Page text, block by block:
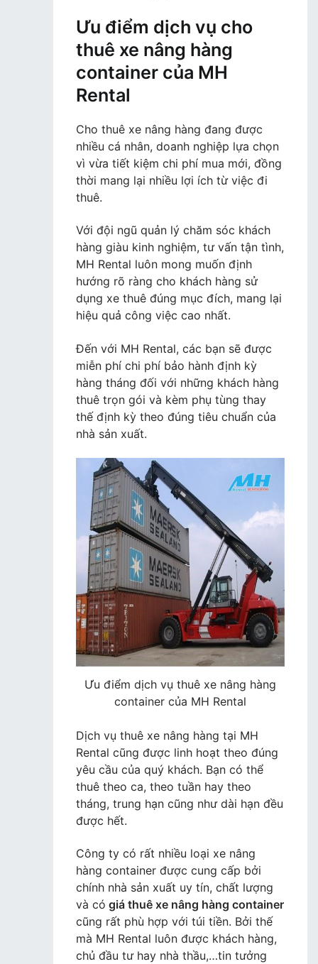
Ưu điểm dịch vụ cho
thuê xe nâng hàng
container của MH
Rental
Cho thuê xe nâng hàng đang được
nhiều cá nhân, doanh nghiệp lựa chọn
vì vừa tiết kiệm chi phí mua mới, đồng
thời mang lại nhiều lợi ích từ việc đi
thuê.
Với đội ngũ quản lý chăm sóc khách
hàng giàu kinh nghiệm, tư vấn tận tình,
MH Rental luôn mong muốn định
hướng rõ ràng cho khách hàng sử
dụng xe thuê đúng mục đích, mang lại
hiệu quả công việc cao nhất.
Đến với MH Rental, các bạn sẽ được
miễn phí chi phí bảo hành định kỳ
hàng tháng đối với những khách hàng
thuê trọn gói và kèm phụ tùng thay
thế định kỳ theo đúng tiêu chuẩn của
nhà sản xuất.
Ưu điểm dịch vụ thuê xe nâng hàng
container của MH Rental
Dịch vụ thuê xe nâng hàng tại MH
Rental cũng được linh hoạt theo đúng
yêu cầu của quý khách. Bạn có thể
thuê theo ca, theo tuần hay theo
tháng, trung hạn cũng như dài hạn đều
được hết.
Công ty có rất nhiều loại xe nâng
hàng container được cung cấp bởi
chính nhà sản xuất uy tín, chất lượng
và có giá thuê xe nâng hàng container
cũng rất phù hợp với túi tiền. Bởi thế
mà MH Rental luôn được khách hàng,
chủ đầu tư hay nhà thầu,…tin tưởng